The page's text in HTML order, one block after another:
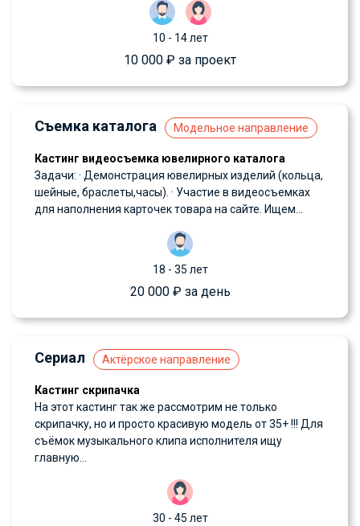
10 - 14 лет
10 000 ₽ за проект
Съемка каталога Модельное направление
Кастинг видеосъемка ювелирного каталога
Задачи: · Демонстрация ювелирных изделий (кольца,
шейные, браслеты,часы). · Участие в видеосъемках
для наполнения карточек товара на сайте. Ищем...
18 - 35 лет
20 000 ₽ за день
Сериал Актёрское направление
Кастинг скрипачка
На этот кастинг так же рассмотрим не только
скрипачку, но и просто красивую модель от 35+ !!! Для
съёмок музыкального клипа исполнителя ищу
главную...
30 - 45 лет